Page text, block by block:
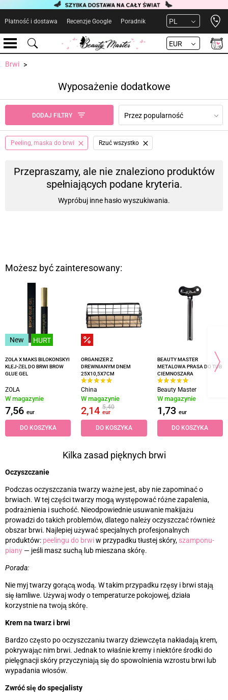
Płatność i dostawa Recenzje Google Poradnik PL
EUR
Brwi
Wyposażenie dodatkowe
DODAJ FILTRY Przez popularność
Peeling, maska ​​do brwi Rzuć wszystko
Przepraszamy, ale nie znaleziono produktów
spełniających podane kryteria.
Wypróbuj inne hasło wyszukiwania.
Możesz być zainteresowany:
New HURT
ZOLA X MAKS BILOKONSKYI
KLEJ-ŻEL DO BRWI BROW
GLUE GEL
ZOLA
W magazynie
7,56 eur
DO KOSZYKA
ORGANIZER Z
DREWNIANYM DNEM
25X10,5X7CM
China
W magazynie
2,145,40
eur
DO KOSZYKA
BEAUTY MASTER
METALOWA PRASA DO TUB
CIEMNOSZARA
Beauty Master
W magazynie
1,73 eur
DO KOSZYKA
Kilka zasad pięknych brwi
Oczyszczanie
Podczas oczyszczania twarzy ważne jest, aby nie zapominać o
brwiach. W tej części twarzy mogą występować różne zapalenia,
podrażnienia i suchość. Nieodpowiednie usuwanie makijażu
prowadzi do takich problemów, dlatego należy oczyszczać również
obszar brwi. Najlepiej używać specjalnych profesjonalnych
produktów: peelingu do brwiw przypadku tłustej skóry, szamponu-
piany — jeśli masz suchą lub mieszana skórę.
Porada:
Nie myj twarzy gorącą wodą. W takim przypadku rzęsy i brwi stają
się łamliwe. Używaj wody o temperaturze pokojowej, działa
korzystnie na twoją skórę.
Krem na twarz i brwi
Bardzo często po oczyszczaniu twarzy dziewczęta nakładają krem,
pokrywając nim brwi. Jednak to właśnie kremy i niektóre środki do
pielęgnacji skóry przyczyniają się do spowolnienia wzrostu brwi lub
wypadania włosów.
Zwróć się do specjalisty